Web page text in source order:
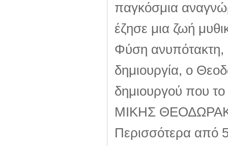
παγκόσμια
έζησε μια ζωή
Φύση ανυπότακτη,
δημιουργία, ο
δημιουργού που
ΜΙΚΗΣ
Περισσότερα από